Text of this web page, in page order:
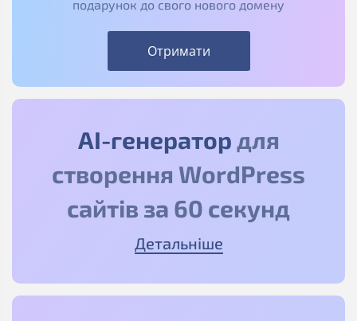
подарунок до свого нового домену
Отримати
АІ-генератордля
створення WordPress
сайтів за 60 секунд
Детальніше